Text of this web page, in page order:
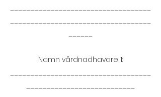
___________________________________
___________________________________
______
Namn vårdnadhavare 1:
___________________________________
___________________________